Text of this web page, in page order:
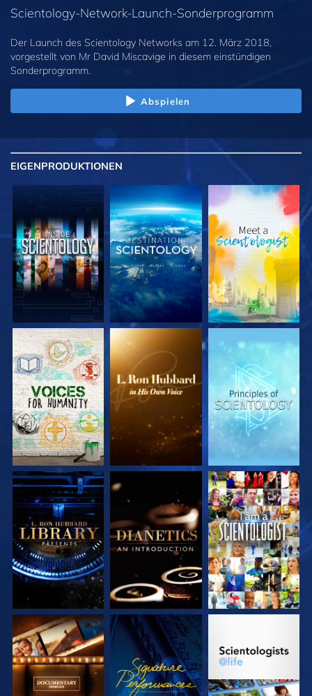
Scientology-Network-Launch-Sonderprogramm
Der Launch des Scientology Networks am 12. März 2018,
vorgestellt von Mr David Miscavige in diesem einstündigen
Sonderprogramm.
Abspielen
EIGENPRODUKTIONEN
SERIE
ENTDECKEN
SERIE
ENTDECKEN
SERIE
ENTDECKEN
SERIE
ENTDECKEN
ENTDECKEN
ANSEHEN
SERIE
ENTDECKEN
ANSEHEN
SERIE